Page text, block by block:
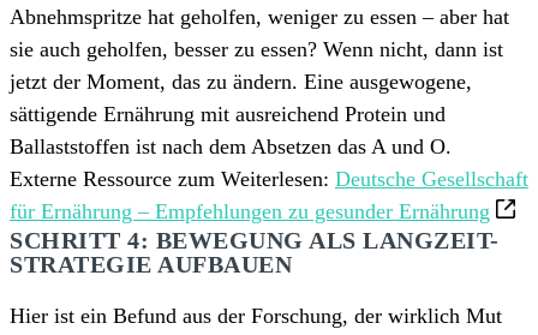
Abnehmspritze hat geholfen, weniger zu essen – aber hat
sie auch geholfen, besser zu essen? Wenn nicht, dann ist
jetzt der Moment, das zu ändern. Eine ausgewogene,
sättigende Ernährung mit ausreichend Protein und
Ballaststoffen ist nach dem Absetzen das A und O.
Externe Ressource zum Weiterlesen: Deutsche Gesellschaft
für Ernährung – Empfehlungen zu gesunder Ernährung
SCHRITT 4: BEWEGUNG ALS LANGZEIT-
STRATEGIE AUFBAUEN
Hier ist ein Befund aus der Forschung, der wirklich Mut